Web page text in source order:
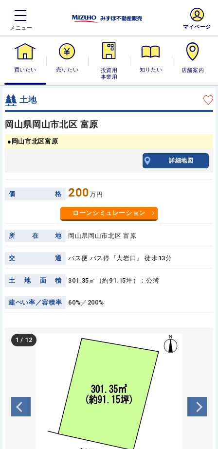
買いたい 売りたい
投資用・事業
用
知りたい 店舗案内
マイページ
土地
岡山県岡山市北区 富原
●岡山市北区富原
詳細地図
価 格 200万円
ローンシミュレーション
所 在 地 岡山県岡山市北区 富原
交 通 バス便 バス停『大岩口』 徒歩13分
土 地 面 積 301.35㎡（約91.15坪）：公簿
建ぺい率 ／容積率 60%／200%
1 / 12